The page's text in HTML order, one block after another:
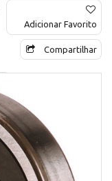
Adicionar Favorito
Compartilhar